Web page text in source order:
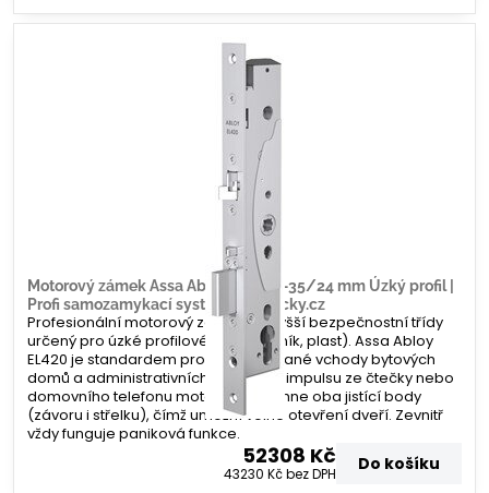
Motorový zámek Assa Abloy EL420 –35/24 mm Úzký profil |
Profi samozamykací systém | Zamecky.cz
Profesionální motorový zámek nejvyšší bezpečnostní třídy
určený pro úzké profilové dveře (hliník, plast). Assa Abloy
EL420 je standardem pro frekventované vchody bytových
domů a administrativních budov. Po impulsu ze čtečky nebo
domovního telefonu motoricky zatáhne oba jistící body
(závoru i střelku), čímž umožní volné otevření dveří. Zevnitř
vždy funguje paniková funkce.
52308 Kč
43230 Kčbez DPH Do košíku